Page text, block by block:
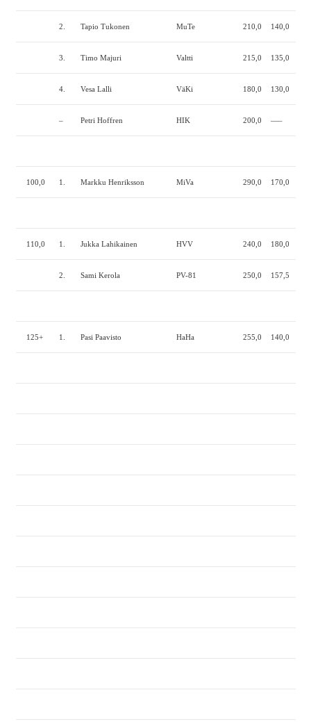
2. Tapio Tukonen MuTe 210,0 140,0
3. Timo Majuri Valtti 215,0 135,0
4. Vesa Lalli VäKi 180,0 130,0
– Petri Hoffren HIK 200,0 —–
100,0 1. Markku Henriksson MiVa 290,0 170,0
110,0 1. Jukka Lahikainen HVV 240,0 180,0
2. Sami Kerola PV-81 250,0 157,5
125+ 1. Pasi Paavisto HaHa 255,0 140,0